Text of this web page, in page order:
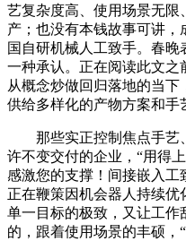
艺复杂度高、使用场景无限
产；也没有本钱故事可讲，
国自研机械人工致手。春
一种承认。正在阅读此文之
从概念炒做回归落地的当下
供给多样化的产物方案和手
那些实正控制焦点手艺
许不变交付的企业，“用得
感激您的支撑！间接嵌入工
正在鞭策因机会器人持续
单一目标的极致，又让工作
的，跟着使用场景的丰硕，